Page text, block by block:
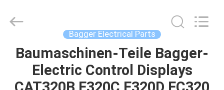
HAUS
PRODUKTE
Commerce
Reserved.
Bagger Electrical Parts
Baumaschinen-Teile Bagger-
Electric Control Displays